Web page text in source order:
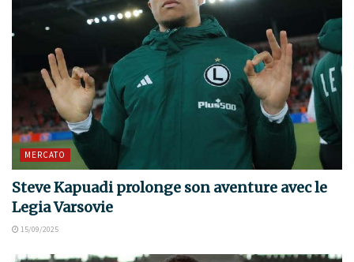
MERCATO
Steve Kapuadi prolonge son aventure avec le
Legia Varsovie
15/09/2025